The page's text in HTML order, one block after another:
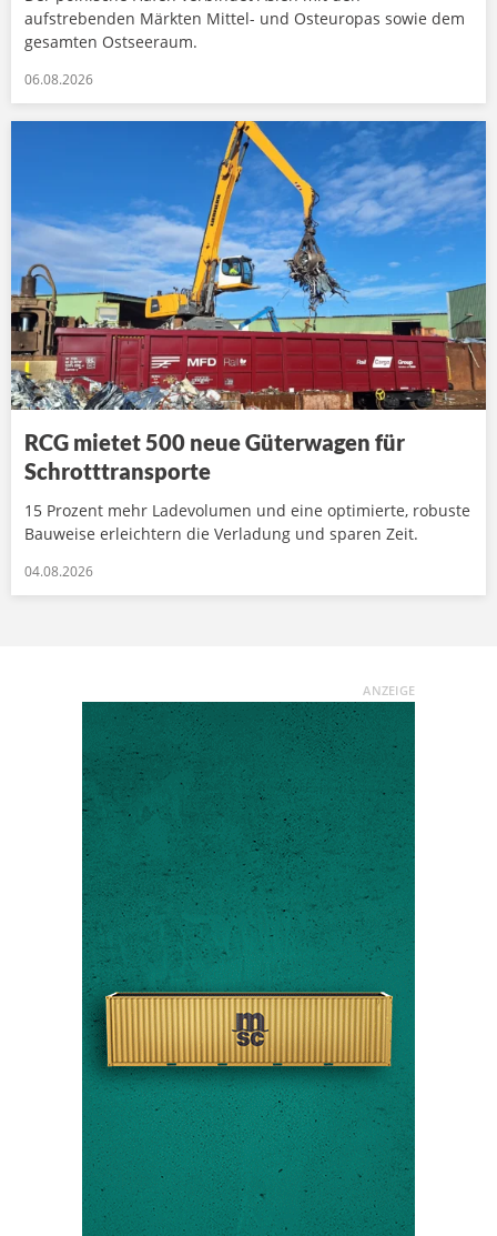
aufstrebenden Märkten Mittel- und Osteuropas sowie dem
gesamten Ostseeraum.
06.08.2026
RCG mietet 500 neue Güterwagen für
Schrotttransporte
15 Prozent mehr Ladevolumen und eine optimierte, robuste
Bauweise erleichtern die Verladung und sparen Zeit.
04.08.2026
ANZEIGE